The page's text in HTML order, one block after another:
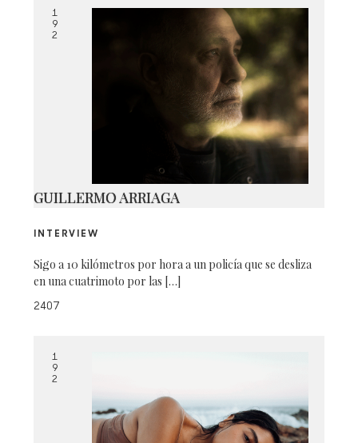
COMPO DAMIAN
1
9
2
GUILLERMO ARRIAGA
INTERVIEW
Sigo a 10 kilómetros por hora a un policía que se desliza
en una cuatrimoto por las […]
2407
1
9
2